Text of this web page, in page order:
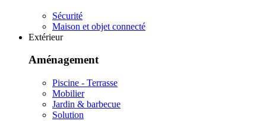
Sécurité
Maison et objet connecté
Extérieur
Aménagement
Piscine - Terrasse
Mobilier
Jardin & barbecue
Solution